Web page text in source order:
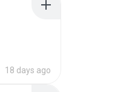
18 days ago